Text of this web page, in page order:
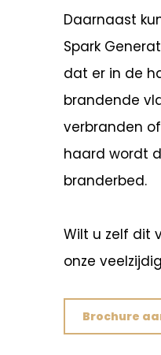
Daarnaast
Spark
dat er in de
brandende
verbranden
haard wordt
branderbed.
Wilt u zelf dit
onze
Brochure